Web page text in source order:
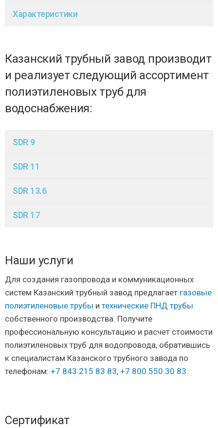
Характеристики
Казанский трубный завод производит
и реализует следующий ассортимент
полиэтиленовых труб для
водоснабжения:
SDR 9
SDR 11
SDR 13.6
SDR 17
Наши услуги
Для создания газопровода и коммуникационных
систем Казанский трубный завод предлагает газовые
полиэтиленовые трубы и технические ПНД трубы
собственного производства. Получите
профессиональную консультацию и расчет стоимости
полиэтиленовых труб для водопровода, обратившись
к специалистам Казанского трубного завода по
телефонам: +7 843 215 83 83, +7 800 550 30 83.
Сертификат